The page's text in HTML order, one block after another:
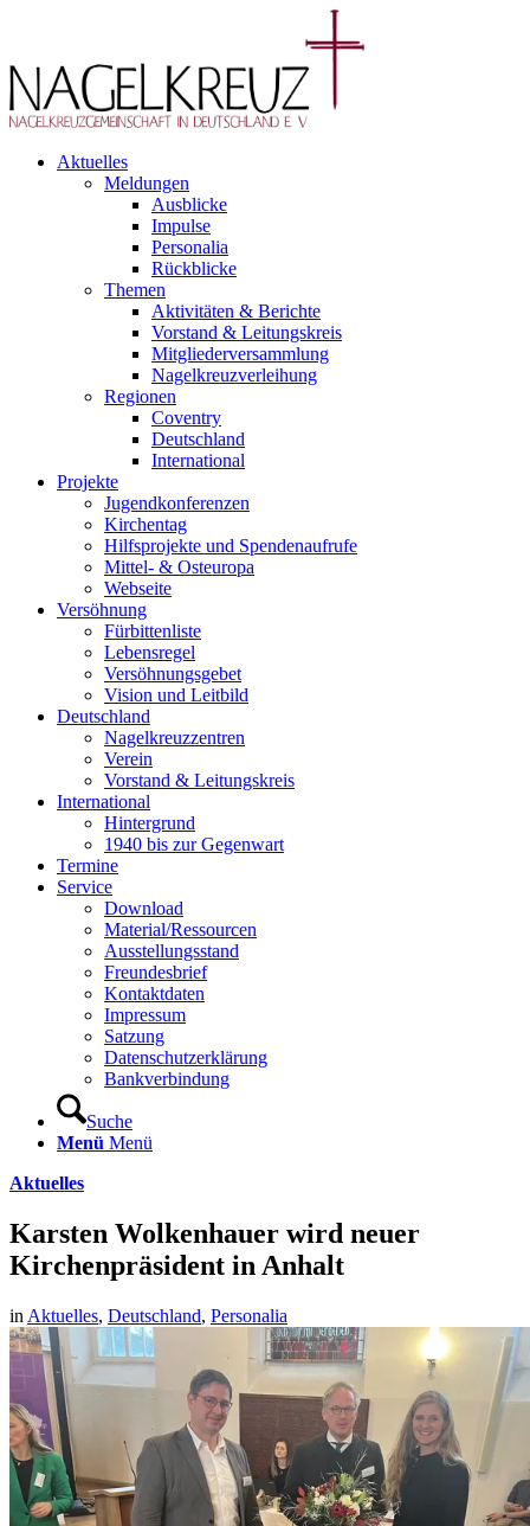
Aktuelles
Meldungen
Ausblicke
Impulse
Personalia
Rückblicke
Themen
Aktivitäten & Berichte
Vorstand & Leitungskreis
Mitgliederversammlung
Nagelkreuzverleihung
Regionen
Coventry
Deutschland
International
Projekte
Jugendkonferenzen
Kirchentag
Hilfsprojekte und Spendenaufrufe
Mittel- & Osteuropa
Webseite
Versöhnung
Fürbittenliste
Lebensregel
Versöhnungsgebet
Vision und Leitbild
Deutschland
Nagelkreuzzentren
Verein
Vorstand & Leitungskreis
International
Hintergrund
1940 bis zur Gegenwart
Termine
Service
Download
Material/Ressourcen
Ausstellungsstand
Freundesbrief
Kontaktdaten
Impressum
Satzung
Datenschutzerklärung
Bankverbindung
Suche
Menü Menü
Aktuelles
Karsten Wolkenhauer wird neuer
Kirchenpräsident in Anhalt
in Aktuelles, Deutschland, Personalia